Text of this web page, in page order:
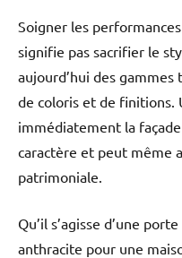
Soigner les
signifie pas sacrifier le
aujourd’hui des gammes
de coloris et de finitions.
immédiatement la
caractère et peut même
patrimoniale.
Qu’il s’agisse d’une
anthracite pour une